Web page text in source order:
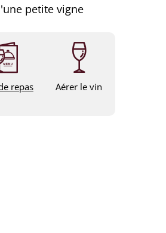
petite vigne
repas Aérer le vin